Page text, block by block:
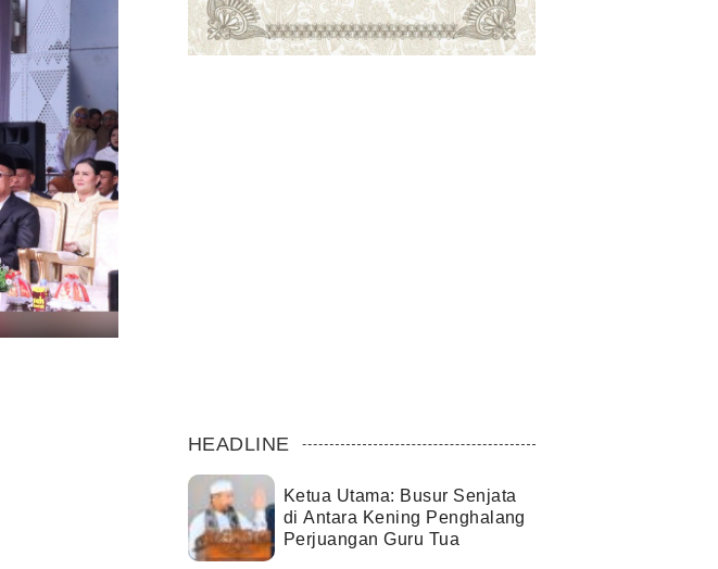
HEADLINE
Ketua Utama: Busur Senjata
di Antara Kening Penghalang
Perjuangan Guru Tua